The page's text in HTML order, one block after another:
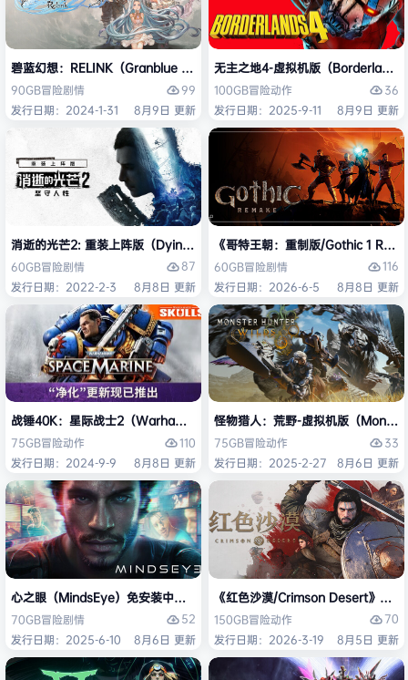
碧蓝幻想：RELINK（Granblue Fantasy: Relink）免安装中文版
90GB冒险剧情
99
发行日期：2024-1-31
8月9日 更新
无主之地4-虚拟机版（Borderlands
100GB冒险动作
36
发行日期：2025-9-11
8月9日 更新
消逝的光芒2: 重装上阵版（Dying Light 2 Stay Human: Reloaded
60GB冒险剧情
87
发行日期：2022-2-3
8月8日 更新
《哥特王朝：重制版/Gothic 1
60GB冒险剧情
116
发行日期：2026-6-5
8月8日 更新
战锤40K：星际战士2（Warhammer 40,000: Space Marine 2）免安装
75GB冒险动作
110
发行日期：2024-9-9
8月8日 更新
怪物猎人：荒野-虚拟机版（
75GB冒险动作
33
发行日期：2025-2-27
8月6日 更新
心之眼（MindsEye）免安装中文版
70GB冒险剧情
52
发行日期：2025-6-10
8月6日 更新
《红色沙漠/Crimson Desert》免安
150GB冒险动作
70
发行日期：2026-3-19
8月5日 更新